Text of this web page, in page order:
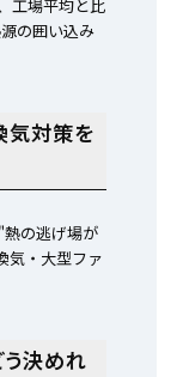
工場平均と比
の囲い込み
気対策を
の逃げ場が
気・大型ファ
決めれ